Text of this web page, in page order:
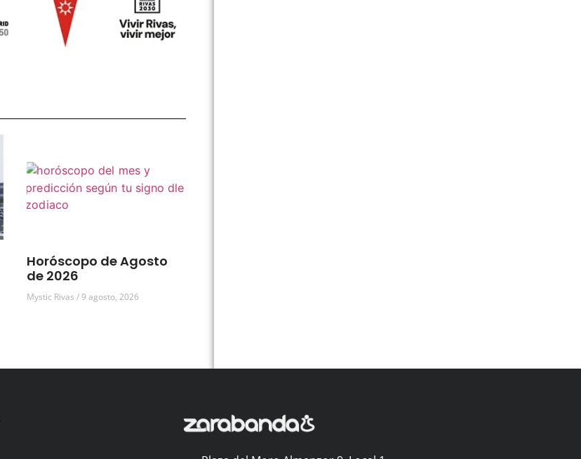
Horóscopo de Agosto
de 2026
Mystic Rivas 9 agosto, 2026